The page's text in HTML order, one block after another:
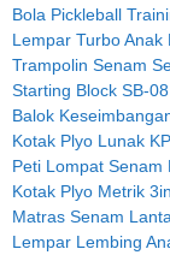
Bola Pickleball
Lempar Turbo Anak
Trampolin Senam
Starting Block SB-
Balok
Kotak Plyo Lunak
Peti Lompat Senam
Kotak Plyo Metrik
Matras Senam
Lempar Lembing